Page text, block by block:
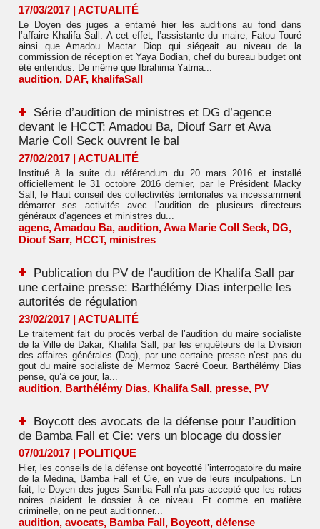
17/03/2017 | ACTUALITÉ
Le Doyen des juges a entamé hier les auditions au fond dans
l’affaire Khalifa Sall. A cet effet, l’assistante du maire, Fatou Touré
ainsi que Amadou Mactar Diop qui siégeait au niveau de la
commission de réception et Yaya Bodian, chef du bureau budget ont
été entendus. De même que Ibrahima Yatma...
audition, DAF, khalifaSall
Série d’audition de ministres et DG d’agence
devant le HCCT: Amadou Ba, Diouf Sarr et Awa
Marie Coll Seck ouvrent le bal
27/02/2017 | ACTUALITÉ
Institué à la suite du référendum du 20 mars 2016 et installé
officiellement le 31 octobre 2016 dernier, par le Président Macky
Sall, le Haut conseil des collectivités territoriales va incessamment
démarrer ses activités avec l’audition de plusieurs directeurs
généraux d’agences et ministres du...
agenc,Amadou Ba, audition,Awa Marie Coll Seck, DG,
Diouf Sarr, HCCT, ministres
Publication du PV de l'audition de Khalifa Sall par
une certaine presse: Barthélémy Dias interpelle les
autorités de régulation
23/02/2017 | ACTUALITÉ
Le traitement fait du procès verbal de l’audition du maire socialiste
de la Ville de Dakar, Khalifa Sall, par les enquêteurs de la Division
des affaires générales (Dag), par une certaine presse n’est pas du
gout du maire socialiste de Mermoz Sacré Coeur. Barthélémy Dias
pense, qu’à ce jour, la...
audition, Barthélémy Dias, Khalifa Sall, presse, PV
Boycott des avocats de la défense pour l’audition
de Bamba Fall et Cie: vers un blocage du dossier
07/01/2017 | POLITIQUE
Hier, les conseils de la défense ont boycotté l’interrogatoire du maire
de la Médina, Bamba Fall et Cie, en vue de leurs inculpations. En
fait, le Doyen des juges Samba Fall n’a pas accepté que les robes
noires plaident le dossier à ce niveau. Et comme en matière
criminelle, on ne peut auditionner...
audition, avocats, Bamba Fall, Boycott, défense